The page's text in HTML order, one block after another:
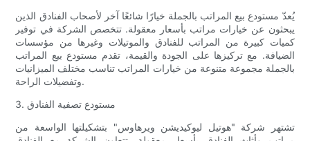
يُعدّ مستودع بيع المراتب بالجملة خيارًا شائعًا آخر لأصحاب الفنادق الذين
يبحثون عن خيارات مراتب بأسعار معقولة. تتخصص الشركة في توفير
كميات كبيرة من المراتب للفنادق والموتيلات وغيرها من مؤسسات
الضيافة. مع تركيزها على الجودة والقيمة، تقدم مستودع بيع المراتب
بالجملة مجموعة متنوعة من خيارات المراتب تناسب مختلف الميزانيات
وتفضيلات الراحة.
3. مستودع تصفية الفنادق
تشتهر شركة "هوتيل ليوكيديشن ويرهاوس" بتشكيلتها الواسعة من